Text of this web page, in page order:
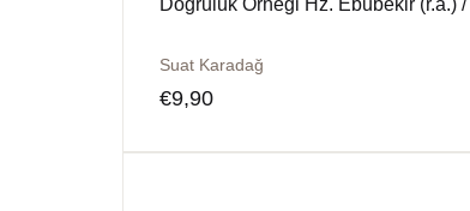
Doğruluk Örneği Hz. Ebubekir (r.a.)
Suat Karadağ
€9,90